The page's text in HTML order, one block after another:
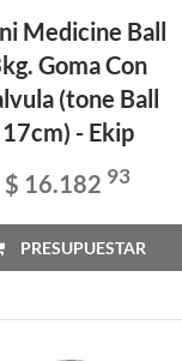
Medicine Ball
Goma Con
(tone Ball
17cm) - Ekip
$ 16.182 93
PRESUPUESTAR